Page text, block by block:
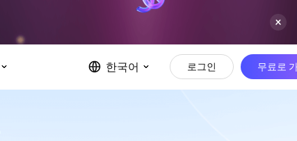
한국어 로그인 무료로